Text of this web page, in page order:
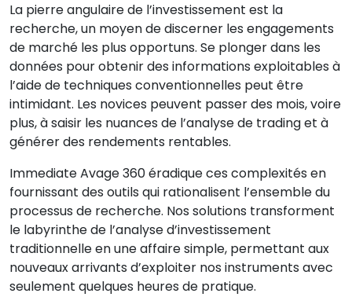
La pierre angulaire de l’investissement est la
recherche, un moyen de discerner les engagements
de marché les plus opportuns. Se plonger dans les
données pour obtenir des informations exploitables à
l’aide de techniques conventionnelles peut être
intimidant. Les novices peuvent passer des mois, voire
plus, à saisir les nuances de l’analyse de trading et à
générer des rendements rentables.
Immediate Avage 360 éradique ces complexités en
fournissant des outils qui rationalisent l’ensemble du
processus de recherche. Nos solutions transforment
le labyrinthe de l’analyse d’investissement
traditionnelle en une affaire simple, permettant aux
nouveaux arrivants d’exploiter nos instruments avec
seulement quelques heures de pratique.